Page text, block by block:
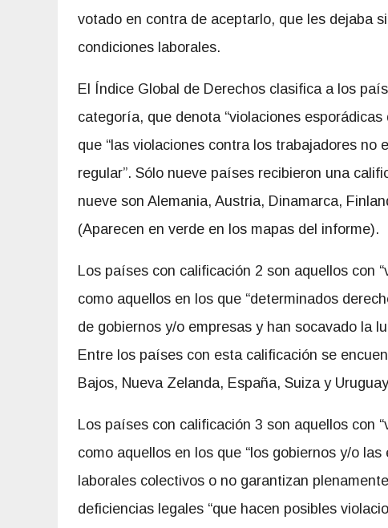
votado en contra de aceptarlo, que les dejaba
condiciones laborales.
El Índice Global de Derechos clasifica a los
categoría, que denota “violaciones
que “las violaciones contra los trabajadores
regular”. Sólo nueve países recibieron una
nueve son Alemania, Austria, Dinamarca,
(Aparecen en verde en los mapas del informe).
Los países con calificación 2 son aquellos con
como aquellos en los que “determinados
de gobiernos y/o empresas y han socavado la
Entre los países con esta calificación se
Bajos, Nueva Zelanda, España, Suiza y
Los países con calificación 3 son aquellos con
como aquellos en los que “los gobiernos y/o
laborales colectivos o no garantizan
deficiencias legales “que hacen posibles